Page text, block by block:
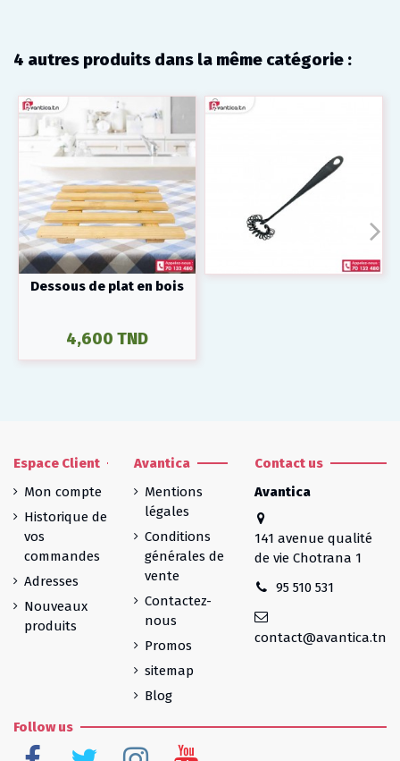
4 autres produits dans la même catégorie :
Dessous de plat en bois
4,600 TND
Espace Client
Mon compte
Historique de
vos
commandes
Adresses
Nouveaux
produits
Avantica
Mentions
légales
Conditions
générales de
vente
Contactez-
nous
Promos
sitemap
Blog
Contact us
Avantica
141 avenue qualité
de vie Chotrana 1
95 510 531
contact@avantica.tn
Follow us